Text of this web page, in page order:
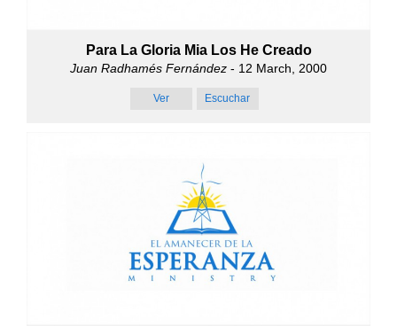
Para La Gloria Mia Los He Creado
Juan Radhamés Fernández - 12 March, 2000
Ver Escuchar